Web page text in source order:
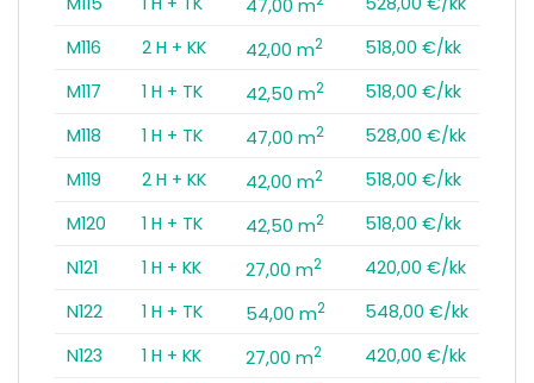
47,00 m
M116
2 H + KK 42,00 m2
518,00 €/kk
M117
1 H + TK 42,50 m2
518,00 €/kk
M118
1 H + TK 47,00 m2
528,00 €/kk
M119
2 H + KK 42,00 m2
518,00 €/kk
M120
1 H + TK 42,50 m2
518,00 €/kk
N121
1 H + KK 27,00 m2
420,00 €/kk
N122
1 H + TK 54,00 m2
548,00 €/kk
N123
1 H + KK 27,00 m2
420,00 €/kk